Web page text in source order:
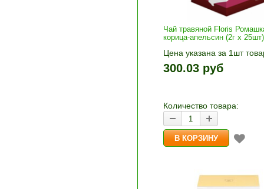
Чай травяной Floris
корица-апельсин (2г x
Цена указана за 1шт
1шт прибавляется
и «-». Выберите нужное
300.03 руб
Количество товара: